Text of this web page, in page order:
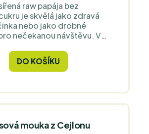
raw papája bez
je skvělá jako zdravá
nebo jako drobné
nečekanou návštěvu. V
DO KOŠÍKU
mouka z Cejlonu